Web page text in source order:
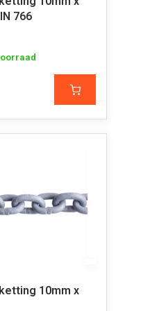
766
10mm x